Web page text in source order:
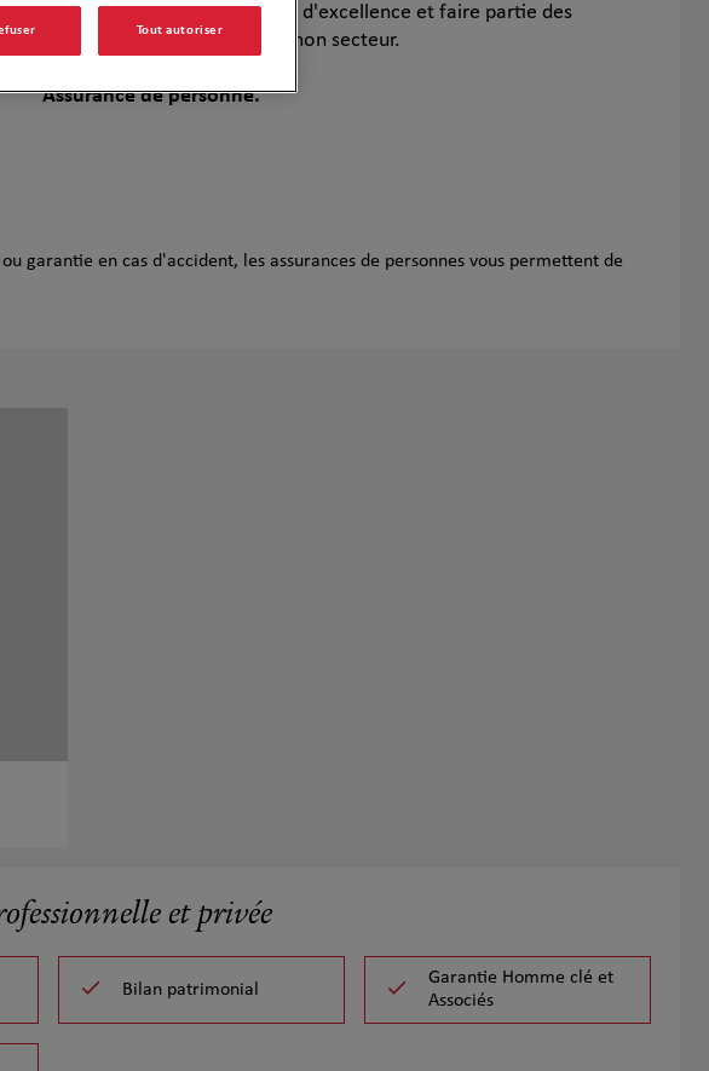
Ma priorité :offrir un service d'excellence et faire partie des
meilleurs professionnels de mon secteur.
Assurance de personne.
garantie en cas d'accident, les assurances de personnes vous permettent de
et privée
Bilan patrimonial
Garantie Homme clé et
Associés
Tout autoriser